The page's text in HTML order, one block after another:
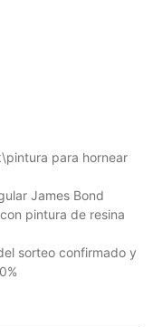
para hornear
James Bond
pintura de resina
sorteo confirmado y